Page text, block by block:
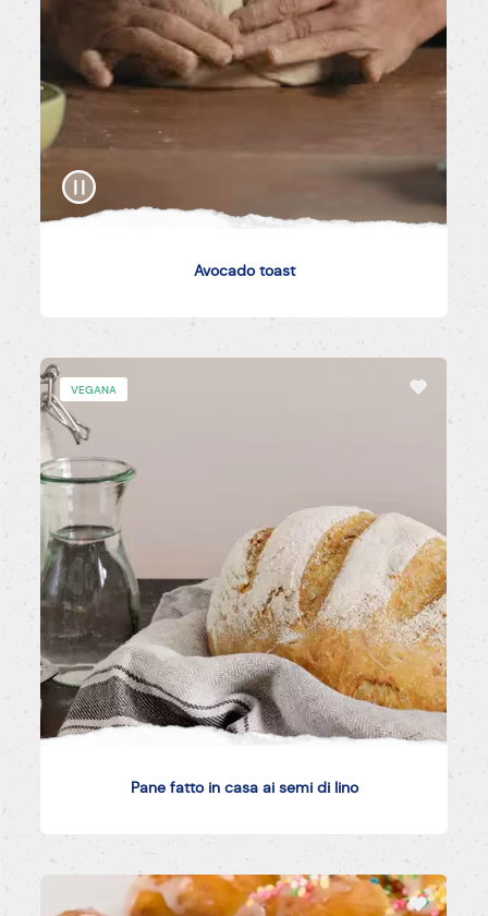
Avocado toast
VEGANA
Pane fatto in casa ai semi di lino